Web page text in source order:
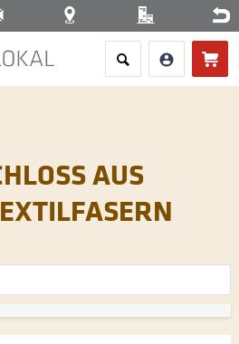
AUS